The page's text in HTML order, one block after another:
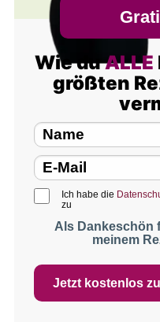
Wie duALLE
größten
Ich habe die
zu
Als Dankeschön
meinem
Jetzt kostenlos